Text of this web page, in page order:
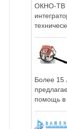
ОКНО-ТВ
Более 15
помощь в